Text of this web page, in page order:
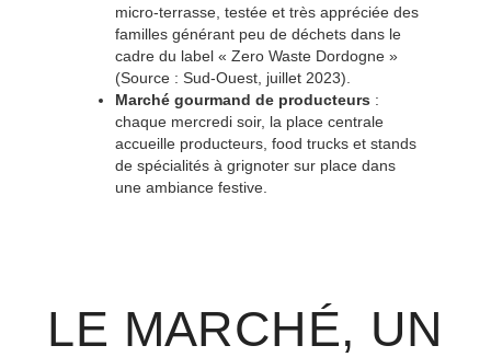
micro-terrasse, testée et très appréciée des
familles générant peu de déchets dans le
cadre du label « Zero Waste Dordogne »
(Source : Sud-Ouest, juillet 2023).
Marché gourmand de producteurs :
chaque mercredi soir, la place centrale
accueille producteurs, food trucks et stands
de spécialités à grignoter sur place dans
une ambiance festive.
LE MARCHÉ, UN